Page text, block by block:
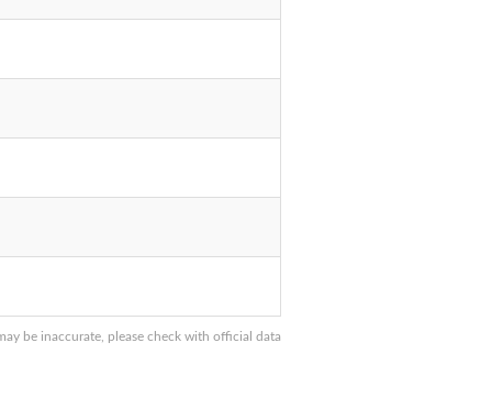
be inaccurate, please check with official data